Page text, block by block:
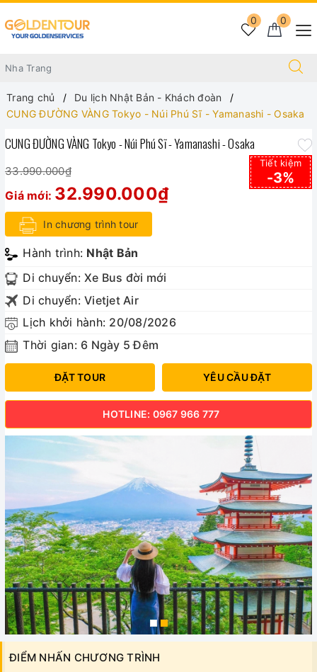
0
0
Trang chủ
Du lịch Nhật Bản - Khách đoàn
CUNG ĐƯỜNG VÀNG Tokyo - Núi Phú Sĩ - Yamanashi - Osaka
ĐIỂM NHẤN CHƯƠNG TRÌNH
CUNG ĐƯỜNG VÀNG Tokyo - Núi Phú Sĩ - Yamanashi - Osaka
33.990.000₫
Giá mới: 32.990.000₫
Tiết kiệm
-3%
In chương trình tour
Hành trình: Nhật Bản
Di chuyển: Xe Bus đời mới
Di chuyển: Vietjet Air
Lịch khởi hành: 20/08/2026
Thời gian: 6 Ngày 5 Đêm
ĐẶT TOUR YÊU CẦU ĐẶT
HOTLINE: 0967 966 777